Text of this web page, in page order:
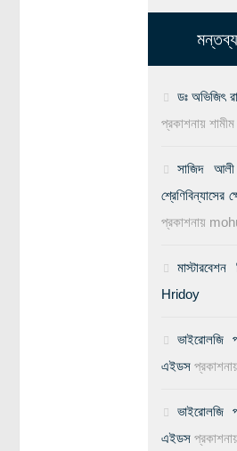
মন্তব্য
ডঃ অভিজিৎ
প্রকাশনায়
সাজিদ আলী
শ্রেণিবিন্যাসের
প্রকাশনায়
Hridoy
ভাইরোলজি
এইডসপ্রকাশনায়
ভাইরোলজি
এইডসপ্রকাশনায়